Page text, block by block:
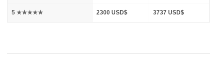
5 ★★★★★ 2300 USD$ 3737 USD$